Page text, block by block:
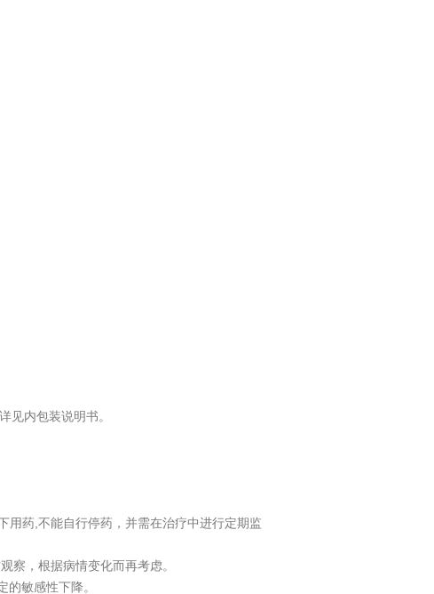
见内包装说明书。
用药,不能自行停药，并需在治疗中进行定期监
察，根据病情变化而再考虑。
敏感性下降。